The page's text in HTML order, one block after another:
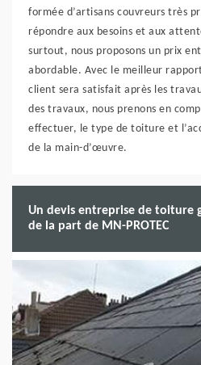
formée d’artisans couvreurs très
répondre aux besoins et aux
surtout, nous proposons un prix
abordable. Avec le meilleur
client sera satisfait après les
des travaux, nous prenons en
effectuer, le type de toiture et
de la main-d’œuvre.
Un devis entreprise de toiture
de la part de MN-PROTEC